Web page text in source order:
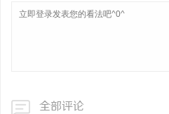
全部评论